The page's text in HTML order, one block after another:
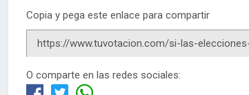
Copia y pega este enlace para compartir
O comparte en las redes sociales: